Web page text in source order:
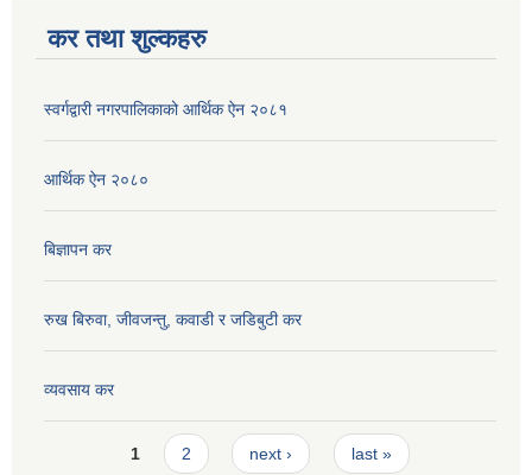
कर तथा शुल्कहरु
स्वर्गद्वारी नगरपालिकाको आर्थिक ऐन २०८१
आर्थिक ऐन २०८०
बिज्ञापन कर
रुख बिरुवा, जीवजन्तु, कवाडी र जडिबुटी कर
व्यवसाय कर
Pages1 2 next › last »